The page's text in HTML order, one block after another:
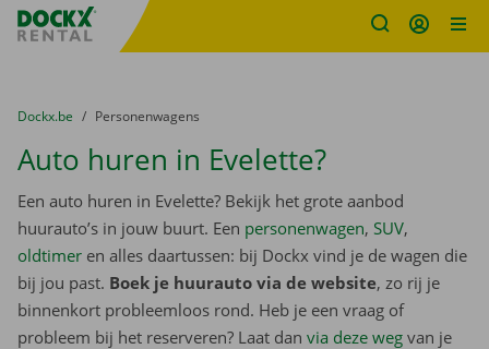
Fratello DEMO
U bevindt zich hier:
van
Dockx.be naar
Personenwagens
Auto huren in Evelette?
Een auto huren in Evelette? Bekijk het grote aanbod
huurauto’s in jouw buurt. Een personenwagen, SUV,
oldtimer en alles daartussen: bij Dockx vind je de wagen die
bij jou past. Boek je huurauto via de website, zo rij je
binnenkort probleemloos rond. Heb je een vraag of
probleem bij het reserveren? Laat dan via deze weg van je